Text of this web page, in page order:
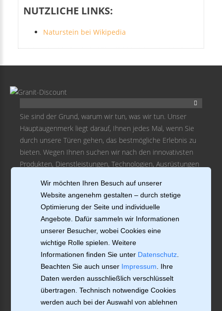
NUTZLICHE LINKS:
Naturstein bei Wikipedia
Sie sind der Grund, warum wir tun, was wir tun. Unser
Hauptaugenmerk liegt darauf, Ihnen jedes Mal, wenn Sie
durch unsere Türen gehen, das bestmögliche Erlebnis zu
bieten. Wegen Ihnen suchen wir nach den innovativsten
Produkten, Dienstleistungen, Technologien, Ausrüstungen
MEIN KONTO
BERATUNG
INFORMATIONEN
KONTAKTIEREN SIE UNS
BLEIBEN SIE IN VERBINDUNG
Wir möchten Ihren Besuch auf unserer
Website angenehm gestalten – durch stetige
Optimierung der Seite und individuelle
Angebote. Dafür sammeln wir Informationen
unserer Besucher, wobei Cookies eine
wichtige Rolle spielen. Weitere
Informationen finden Sie unter Datenschutz
Beachten Sie auch unser Impressum . Ihre
Daten werden ausschließlich verschlüsselt
übertragen. Technisch notwendige Cookies
werden auch bei der Auswahl von ablehnen